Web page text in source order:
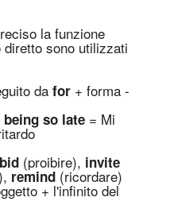
la funzione
sono utilizzati
da for + forma -
so late = Mi
(proibire), invite
remind (ricordare)
+ l'infinito del